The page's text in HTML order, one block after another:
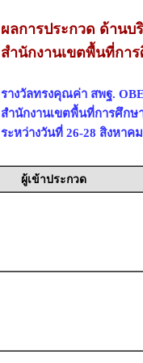
ผลการประกวด ด้านบ
สำนักงานเขตพื้นที่กา
รางวัลทรงคุณค่า สพฐ.
สำนักงานเขตพื้นที่การศึก
ระหว่างวันที่ 26-28 สิงหาค
ผู้เข้าประกวด